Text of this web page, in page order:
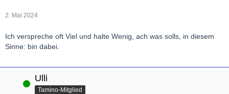
2. Mai 2024
Ich verspreche oft Viel und halte Wenig, ach was solls, in diesem
Sinne: bin dabei.
Online Ulli
Tamino-Mitglied